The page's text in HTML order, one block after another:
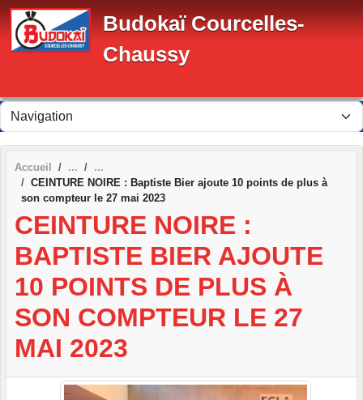
Budokaï Courcelles-
Chaussy
Accueil
CEINTURE NOIRE : Baptiste Bier ajoute 10 points de plus à
son compteur le 27 mai 2023
CEINTURE NOIRE :
BAPTISTE BIER AJOUTE
10 POINTS DE PLUS À
SON COMPTEUR LE 27
MAI 2023
Panneau de gestion des cookies